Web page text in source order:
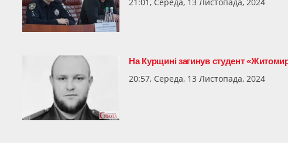
На Курщині загинув студент
20:57, Середа, 13 Листопада, 2024